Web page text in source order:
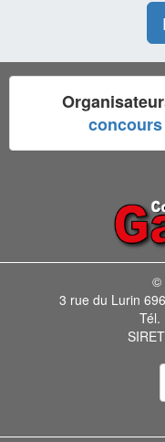
©
3 rue du Lurin
Tél.